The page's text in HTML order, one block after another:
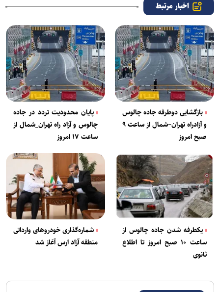
اخبار مرتبط
بازگشایی دوطرفه جاده چالوس
و آزادراه تهران–شمال از ساعت ۹
صبح امروز
پایان محدودیت تردد در جاده
چالوس و آزاد راه تهران_شمال از
ساعت ۱۷ امروز
یکطرفه شدن جاده چالوس از
ساعت ۱۰ صبح امروز تا اطلاع
ثانوی
شماره‌گذاری خودروهای وارداتی
منطقه آزاد ارس آغاز شد